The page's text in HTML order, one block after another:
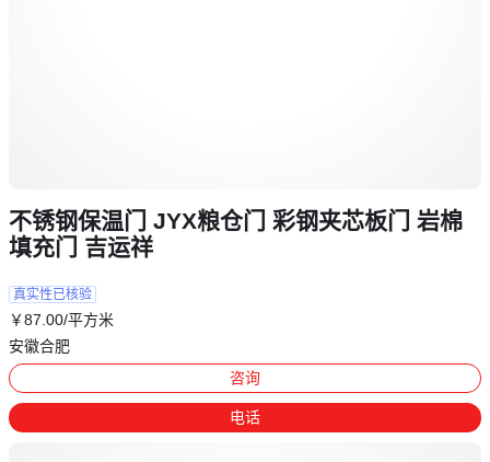
不锈钢保温门 JYX粮仓门 彩钢夹芯板门 岩棉
填充门 吉运祥
真实性已核验
￥87 .00/平方米
安徽合肥
咨询
电话